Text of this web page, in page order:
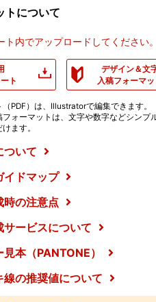
トについて
ト内でアップロードしてください。
ト
デザイン＆文
入稿フォーマッ
PDF）は、Illustratorで編集できます。
ォーマットは、文字や数字などシンプ
ます。
ついて
イドマップ
時の注意点
サービスについて
本（PANTONE）
線の推奨値について